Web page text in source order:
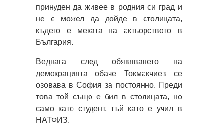
принуден да живее в родния си град и
не е можел да дойде в столицата,
където е меката на актьорството в
България.
Веднага след обявяването на
демокрацията обаче Токмакчиев се
озовава в София за постоянно. Преди
това той също е бил в столицата, но
само като студент, тъй като е учил в
НАТФИЗ.